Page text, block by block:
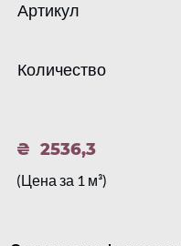
Артикул
Количество
2536,3
(Цена за 1 м³)